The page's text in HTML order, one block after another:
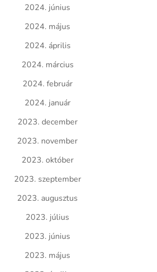
2024. június
2024. május
2024. április
2024. március
2024. február
2024. január
2023. december
2023. november
2023. október
2023. szeptember
2023. augusztus
2023. július
2023. június
2023. május